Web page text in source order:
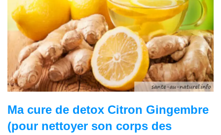
Ma cure de detox Citron Gingembre
(pour nettoyer son corps des